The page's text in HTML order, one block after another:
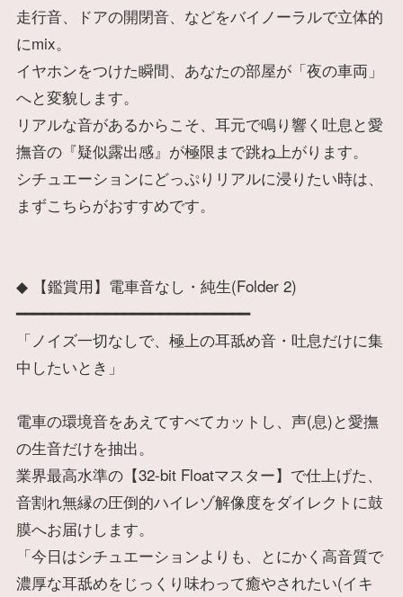
走行音、ドアの開閉音、などをバイノーラルで立体的
にmix。
イヤホンをつけた瞬間、あなたの部屋が「夜の車両」
へと変貌します。
リアルな音があるからこそ、耳元で鳴り響く吐息と愛
撫音の『疑似露出感』が極限まで跳ね上がります。
シチュエーションにどっぷりリアルに浸りたい時は、
まずこちらがおすすめです。
◆ 【鑑賞用】電車音なし・純生(Folder 2)
━━━━━━━━━━━━━━━━━━━━━━━━━━
「ノイズ一切なしで、極上の耳舐め音・吐息だけに集
中したいとき」
電車の環境音をあえてすべてカットし、声(息)と愛撫
の生音だけを抽出。
業界最高水準の【32-bit Floatマスター】で仕上げた、
音割れ無縁の圧倒的ハイレゾ解像度をダイレクトに鼓
膜へお届けします。
「今日はシチュエーションよりも、とにかく高音質で
濃厚な耳舐めをじっくり味わって癒やされたい(イキ